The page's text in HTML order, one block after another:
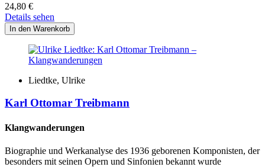
24,80 €
Details sehen
Liedtke, Ulrike
Karl Ottomar Treibmann
Klangwanderungen
Biographie und Werkanalyse des 1936 geborenen Komponisten, der
besonders mit seinen Opern und Sinfonien bekannt wurde